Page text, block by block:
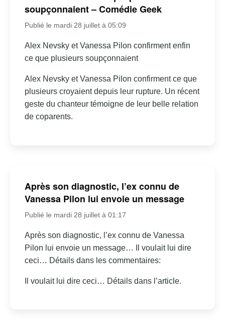
soupçonnaient – Comédie Geek
Publié le mardi 28 juillet à 05:09
Alex Nevsky et Vanessa Pilon confirment enfin
ce que plusieurs soupçonnaient
Alex Nevsky et Vanessa Pilon confirment ce que
plusieurs croyaient depuis leur rupture. Un récent
geste du chanteur témoigne de leur belle relation
de coparents.
Après son diagnostic, l’ex connu de
Vanessa Pilon lui envoie un message
Publié le mardi 28 juillet à 01:17
Après son diagnostic, l’ex connu de Vanessa
Pilon lui envoie un message… Il voulait lui dire
ceci… Détails dans les commentaires:
Il voulait lui dire ceci… Détails dans l’article.